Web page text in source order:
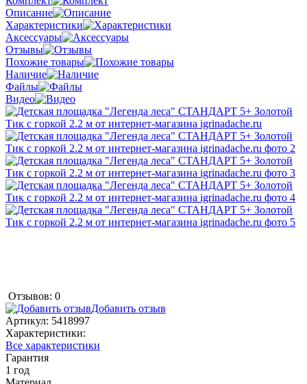
Описание
Характеристики
Аксессуары
Отзывы
Похожие товары
Наличие
Файлы
Видео
Отзывов: 0
Добавить отзыв
Артикул: 5418997
Характеристики:
Все характеристики
Гарантия
1 год